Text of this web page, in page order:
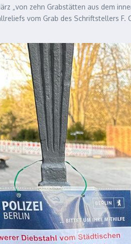
„von zehn Grabstätten aus dem
vom Grab des Schriftstellers